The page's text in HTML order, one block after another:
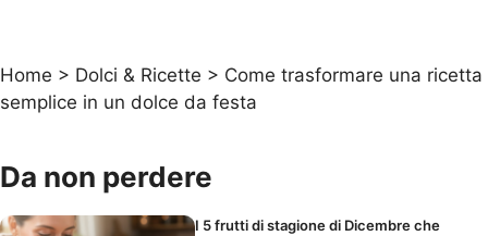
Home > Dolci & Ricette > Come trasformare una ricetta
semplice in un dolce da festa
Da non perdere
I 5 frutti di stagione di Dicembre che